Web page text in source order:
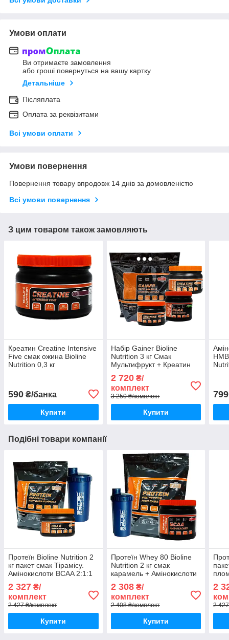
Умови оплати
Ви отримаєте замовлення
або гроші повернуться на вашу картку
Детальніше
Післяплата
Оплата за реквізитами
Всі умови оплати
Умови повернення
Повернення товару впродовж 14 днів за домовленістю
Всі умови повернення
З цим товаром також замовляють
Креатин Creatine Intensive
Five смак ожина Bioline
Nutrition 0,3 кг
590 ₴/банка
Купити
Набір Gainer Bioline
Nutrition 3 кг Смак
Мультифрукт + Креатин
0,5 кг + Аргінін 0,2 кг
2 720₴/
комплект
3 250 ₴/комплект
Купити
799
Подібні товари компанії
Протеїн Bioline Nutrition 2
кг пакет смак Тірамісу.
Амінокислоти BCAA 2:1:1
300 капсул і Шейкер
2 327 ₴/
комплект
2 427 ₴/комплект
Купити
Протеїн Whey 80 Bioline
Nutrition 2 кг смак
карамель + Амінокислоти
BCAA HMB 0,5 кг + шейкер
2 308₴/
комплект
2 408 ₴/комплект
Купити
2
2